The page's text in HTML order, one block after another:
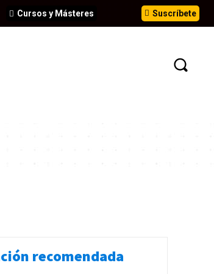
Suscríbete
Cursos y Másteres
recomendada